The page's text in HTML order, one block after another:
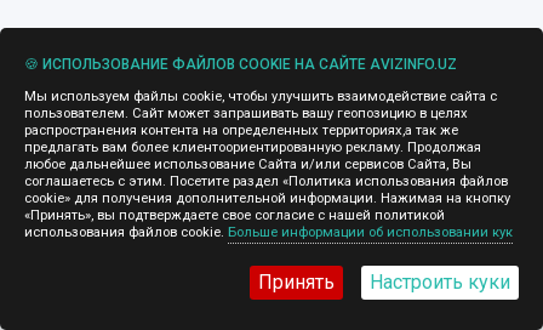
🍪 ИСПОЛЬЗОВАНИЕ ФАЙЛОВ COOKIE НА САЙТЕ AVIZINFO.UZ
Мы используем файлы cookie, чтобы улучшить взаимодействие сайта с
пользователем. Сайт может запрашивать вашу геопозицию в целях
распространения контента на определенных территориях,а так же
предлагать вам более клиентоориентированную рекламу. Продолжая
любое дальнейшее использование Сайта и/или сервисов Сайта, Вы
соглашаетесь с этим. Посетите раздел «Политика использования файлов
cookie» для получения дополнительной информации. Нажимая на кнопку
«Принять», вы подтверждаете свое согласие с нашей политикой
использования файлов cookie. Больше информации об использовании кук
Принять Настроить куки